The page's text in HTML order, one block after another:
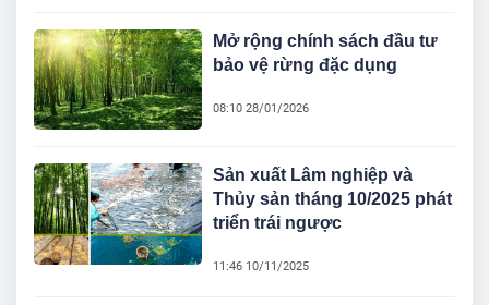
Mở rộng chính sách đầu tư
bảo vệ rừng đặc dụng
08:10 28/01/2026
Sản xuất Lâm nghiệp và
Thủy sản tháng 10/2025 phát
triển trái ngược
11:46 10/11/2025